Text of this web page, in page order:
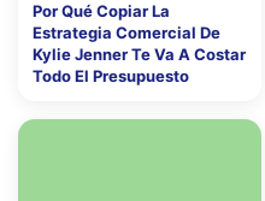
Por Qué Copiar La
Estrategia Comercial De
Kylie Jenner Te Va A Costar
Todo El Presupuesto